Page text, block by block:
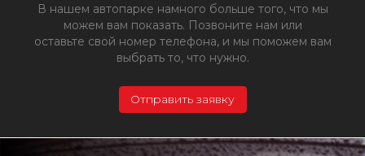
В нашем автопарке намного больше того, что мы
можем вам показать. Позвоните нам или
оставьте свой номер телефона, и мы поможем вам
выбрать то, что нужно.
Отправить заявку